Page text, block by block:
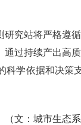
究站将严格遵
过持续产出高
学依据和决策
（文：城市生态